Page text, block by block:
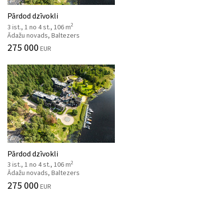
Pārdod dzīvokli
3 ist., 1 no 4 st., 106 m2
Ādažu novads, Baltezers
275 000 EUR
Pārdod dzīvokli
3 ist., 1 no 4 st., 106 m2
Ādažu novads, Baltezers
275 000 EUR